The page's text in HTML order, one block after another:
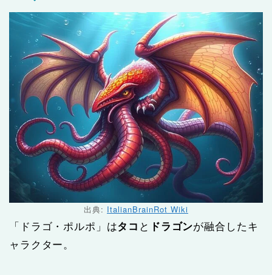
出典: ItalianBrainRot Wiki
「ドラゴ・ポルポ」はタコ と ドラゴンが融合したキ
ャラクター。